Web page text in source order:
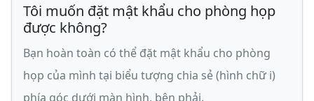
Tôi muốn đặt mật khẩu cho phòng họp
được không?
Bạn hoàn toàn có thể đặt mật khẩu cho phòng
họp của mình tại biểu tượng chia sẻ (hình chữ i)
phía góc dưới màn hình, bên phải.